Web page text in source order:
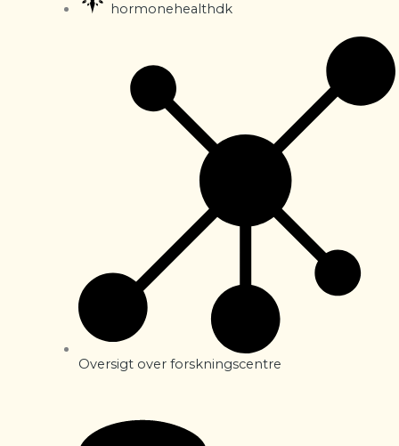
hormonehealthdk
Oversigt over forskningscentre